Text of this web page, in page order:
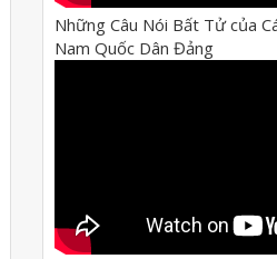
Những Câu Nói Bất Tử của
Nam Quốc Dân Đảng